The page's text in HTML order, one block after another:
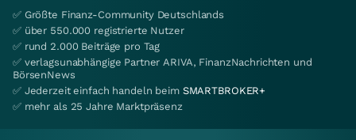
✅ Größte Finanz-Community Deutschlands
✅ über 550.000 registrierte Nutzer
✅ rund 2.000 Beiträge pro Tag
✅ verlagsunabhängige Partner ARIVA, FinanzNachrichten und
BörsenNews
✅ Jederzeit einfach handeln beim SMARTBROKER+
✅ mehr als 25 Jahre Marktpräsenz